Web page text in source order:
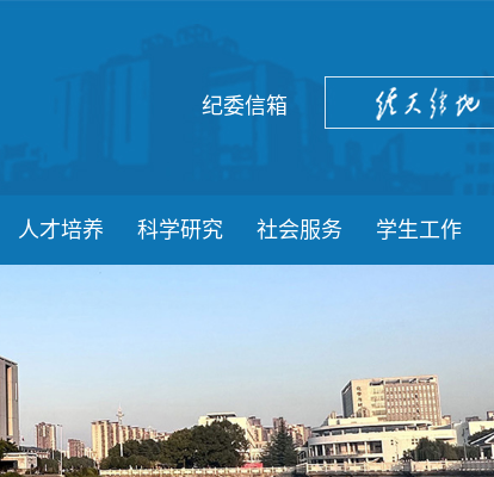
纪委信箱
人才培养 科学研究 社会服务 学生工作